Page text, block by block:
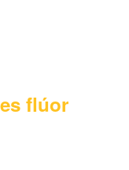
flúor